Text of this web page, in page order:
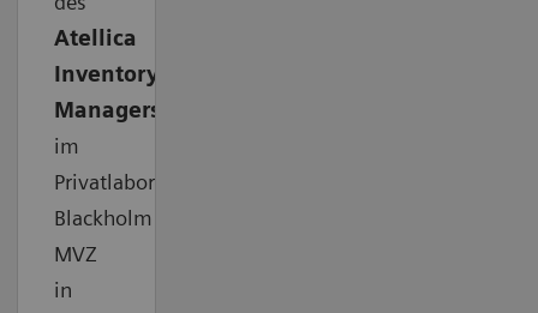
Atellica
Inventory
Managers
im
Privatlabor
Blackholm
MVZ
in